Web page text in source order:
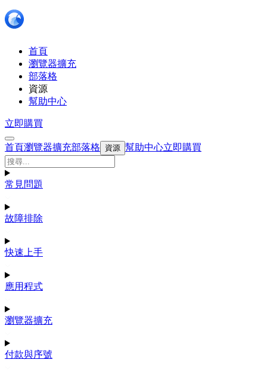
首頁
瀏覽器擴充
部落格
資源
幫助中心
立即購買
首頁瀏覽器擴充部落格 資源 幫助中心立即購買
常見問題
故障排除
快速上手
應用程式
瀏覽器擴充
付款與序號